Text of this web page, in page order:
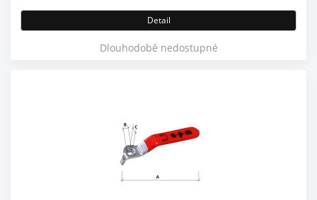
Detail
Dlouhodobě nedostupné